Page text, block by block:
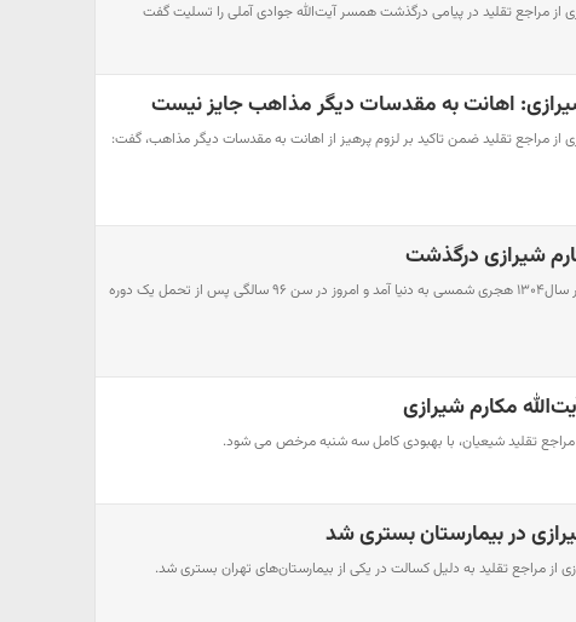
از مراجع تقلید در پیامی درگذشت همسر آیت‌الله جوادی آملی را تسلیت گفت
اهانت به مقدسات دیگر مذاهب جایز نیست
از مراجع تقلید ضمن تاکید بر لزوم پرهیز از اهانت به مقدسات دیگر مذاهب، گفت:
شیرازی درگذشت
فرارو/ حاج رحیم مکارم در سال۱۳۰۴ هجری شمسی به دنیا آمد و امروز در سن ۹۶ سالگی پس از تحمل یک دوره
مکارم شیرازی
مراجع تقلید شیعیان، با بهبودی کامل سه شنبه مرخص می شود.
در بیمارستان بستری شد
از مراجع تقلید به دلیل کسالت در یکی از بیمارستان‌های تهران بستری شد.